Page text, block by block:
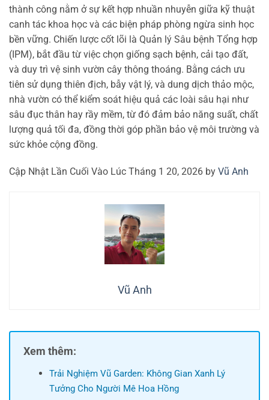
thành công nằm ở sự kết hợp nhuần nhuyễn giữa kỹ thuật
canh tác khoa học và các biện pháp phòng ngừa sinh học
bền vững. Chiến lược cốt lõi là Quản lý Sâu bệnh Tổng hợp
(IPM), bắt đầu từ việc chọn giống sạch bệnh, cải tạo đất,
và duy trì vệ sinh vườn cây thông thoáng. Bằng cách ưu
tiên sử dụng thiên địch, bẫy vật lý, và dung dịch thảo mộc,
nhà vườn có thể kiểm soát hiệu quả các loài sâu hại như
sâu đục thân hay rầy mềm, từ đó đảm bảo năng suất, chất
lượng quả tối đa, đồng thời góp phần bảo vệ môi trường và
sức khỏe cộng đồng.
Cập Nhật Lần Cuối Vào Lúc Tháng 1 20, 2026 by Vũ Anh
Vũ Anh
Xem thêm:
Trải Nghiệm Vũ Garden: Không Gian Xanh Lý
Tưởng Cho Người Mê Hoa Hồng